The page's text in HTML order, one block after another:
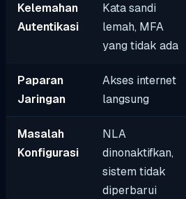
Kelemahan
Autentikasi
Kata sandi
lemah, MFA
yang tidak ada
Paparan
Jaringan
Akses internet
langsung
Masalah
Konfigurasi
NLA
dinonaktifkan,
sistem tidak
diperbarui